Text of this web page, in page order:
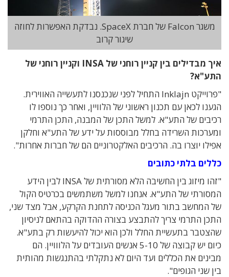
משגר Falcon של חברת SpaceX. נבדקת האפשרות לחוזה
שיגור קרוב
איך
מבדילים בין קניין רוחני של INSA וקניין רוחני של
התע"א?
"פרוייקט Inklajn התחיל לפני שנכנסנו לתעשייה האווירית.
הגענו לכאן עם תכנון ראשוני של הלוויין, ואחר כך נוספו לו
רכיבים של התע"א. למשל התכן של המבנה, התכן התרמי
ומערכות השרידה בחלל מבוססות על ידע של התע"א וחלקן
אפילו יוצרו בה. הרכיבים האלקטרוניים הם של חברות אחרות".
כללים בלתי כתובים
"זהו מיזוג בין החשיבה הלא מסורתית של INSA לבין הידע
המסורתי של התע"א. אנחנו למשל משתמשים בכרטיס הקול
של המחשב בתור מעגל הכניסה לתחנת הקרקע, אבל מצד שני,
התכן התרמי צריך להתבצע בצורה ההדוקה בהתאם לניסיון
שהצטבר בתעשיית החלל ולכן הוא יכול להיעשות רק בתע"א.
כיום יש קבוצה של 5-10 אנשים העובדים על הלווויין. הם
מבינים את הכללים ועד היום לא נתקלתי בהתנגשות מהותית
בין שני הגופים".